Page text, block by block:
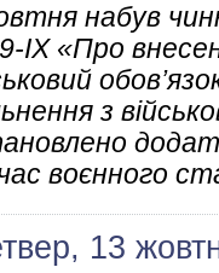
набув
IX «Про
з
воєнного
13